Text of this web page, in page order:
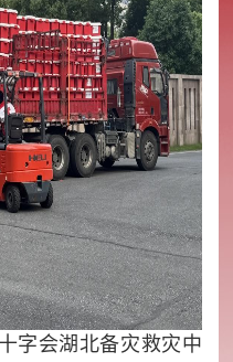
字会湖北备灾救灾中